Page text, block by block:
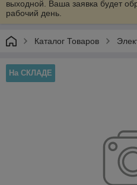
выходной. Ваша заявка будет
рабочий день.
Каталог Товаров
На СКЛАДЕ